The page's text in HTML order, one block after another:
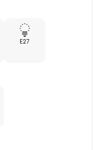
E27